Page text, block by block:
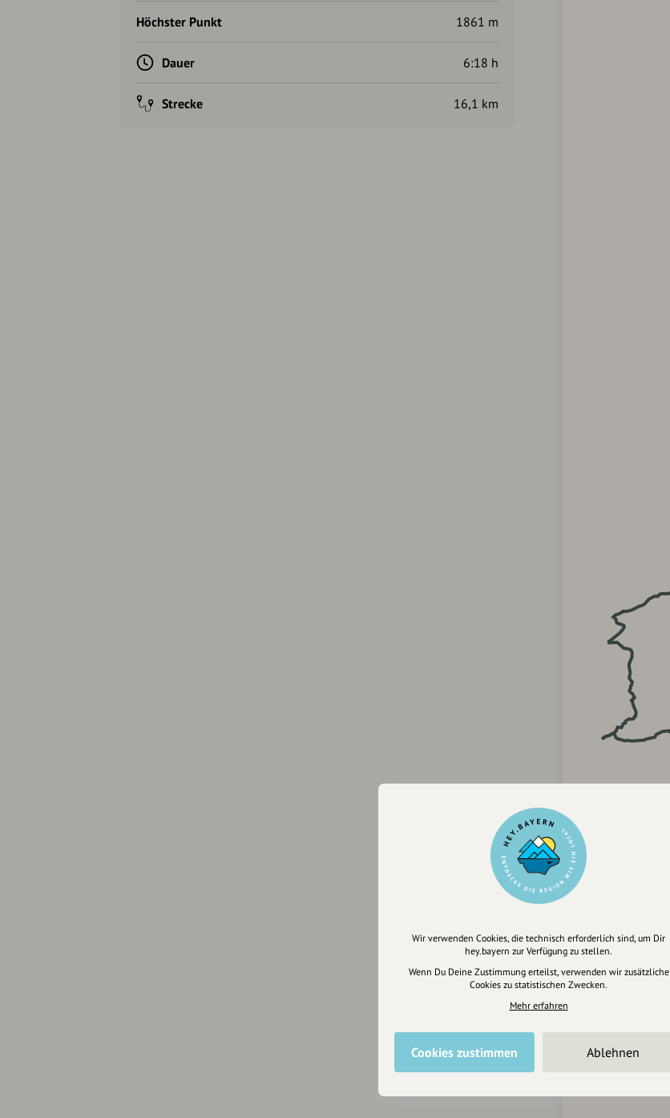
Höchster Punkt 1861 m
Dauer 6:18 h
Strecke 16,1 km
Wir verwenden Cookies, die technisch erforderlich sind, um Dir
hey.bayern zur Verfügung zu stellen.
Wenn Du Deine Zustimmung erteilst, verwenden wir zusätzliche
Cookies zu statistischen Zwecken.
Mehr erfahren
Cookies zustimmen Ablehnen